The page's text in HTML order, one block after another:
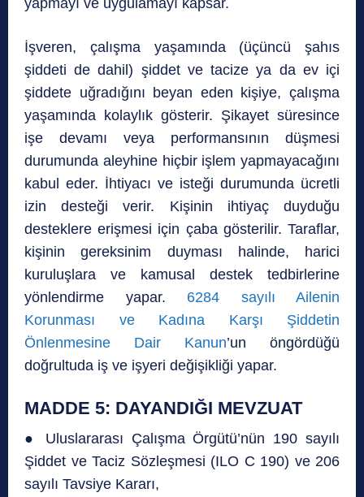
İşveren, çalışma yaşamında (üçüncü şahıs
şiddeti de dahil) şiddet ve tacize ya da ev içi
şiddete uğradığını beyan eden kişiye, çalışma
yaşamında kolaylık gösterir. Şikayet süresince
işe devamı veya performansının düşmesi
durumunda aleyhine hiçbir işlem yapmayacağını
kabul eder. İhtiyacı ve isteği durumunda ücretli
izin desteği verir. Kişinin ihtiyaç duyduğu
desteklere erişmesi için çaba gösterilir. Taraflar,
kişinin gereksinim duyması halinde, harici
kuruluşlara ve kamusal destek tedbirlerine
yönlendirme yapar. 6284 sayılı Ailenin
Korunması ve Kadına Karşı Şiddetin
Önlenmesine Dair Kanun’un öngördüğü
doğrultuda iş ve işyeri değişikliği yapar.
MADDE 5: DAYANDIĞI MEVZUAT
● Uluslararası Çalışma Örgütü’nün 190 sayılı
Şiddet ve Taciz Sözleşmesi (ILO C 190) ve 206
sayılı Tavsiye Kararı,